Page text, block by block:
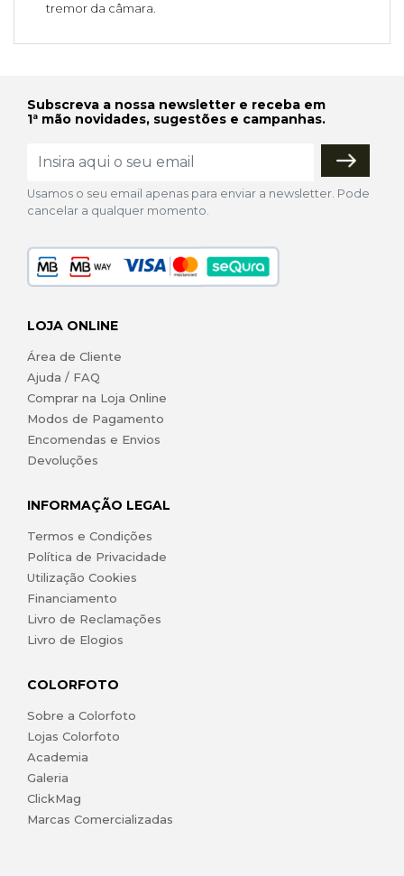
tremor da câmara.
Subscreva a nossa newsletter e receba em
1ª mão novidades, sugestões e campanhas.
Usamos o seu email apenas para enviar a newsletter. Pode
cancelar a qualquer momento.
LOJA ONLINE
Área de Cliente
Ajuda / FAQ
Comprar na Loja Online
Modos de Pagamento
Encomendas e Envios
Devoluções
INFORMAÇÃO LEGAL
Termos e Condições
Política de Privacidade
Utilização Cookies
Financiamento
Livro de Reclamações
Livro de Elogios
COLORFOTO
Sobre a Colorfoto
Lojas Colorfoto
Academia
Galeria
ClickMag
Marcas Comercializadas